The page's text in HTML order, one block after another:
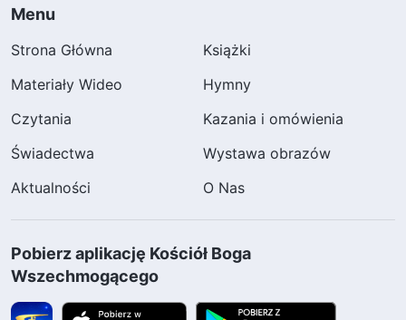
Menu
Strona Główna
Książki
Materiały Wideo
Hymny
Czytania
Kazania i omówienia
Świadectwa
Wystawa obrazów
Aktualności
O Nas
Pobierz aplikację Kościół Boga
Wszechmogącego